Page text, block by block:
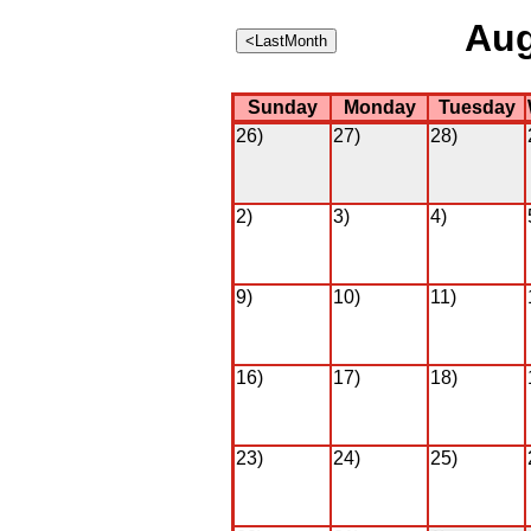
Sunday Monday Tuesday
26)
27) 28)
2) 3) 4)
9) 10) 11)
16) 17) 18)
23) 24) 25)